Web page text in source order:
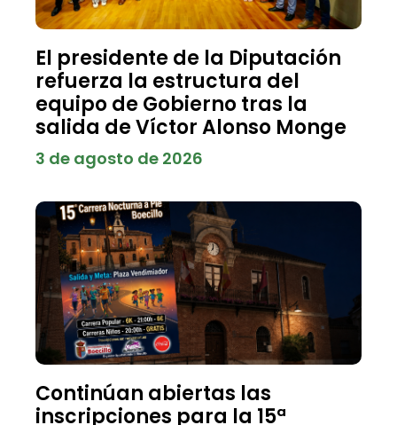
El presidente de la Diputación
refuerza la estructura del
equipo de Gobierno tras la
salida de Víctor Alonso Monge
3 de agosto de 2026
Continúan abiertas las
inscripciones para la 15ª